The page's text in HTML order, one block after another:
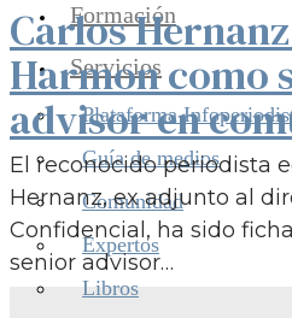
Formación
Servicios
Plataforma
Guía de medios
Comunidad
Expertos
Libros
Carlos
Harmon como
advisor en
El reconocido periodista
Hernanz, ex adjunto al
Confidencial, ha sido
senior advisor…